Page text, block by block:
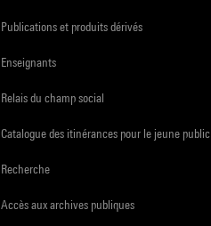
Publications et produits dérivés
Enseignants
Relais du champ social
Catalogue des itinérances pour le jeune public
Recherche
Accès aux archives publiques